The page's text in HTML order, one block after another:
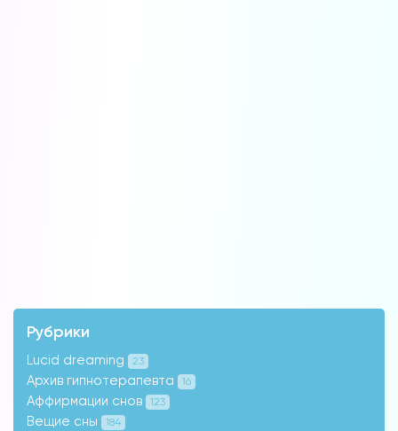
Рубрики
Lucid dreaming 23
Архив гипнотерапевта 16
Аффирмации снов 123
Вещие сны 184